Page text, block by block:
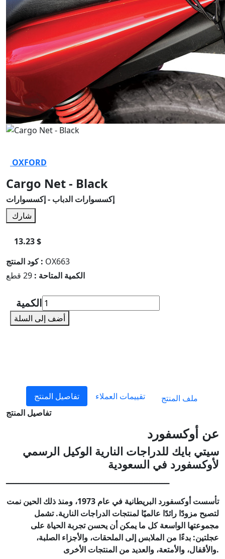
OXFORD
Cargo Net - Black
إكسسوارات الدباب - إكسسوارات
شارك
13.23 $
كود المنتج : OX663
الكمية المتاحة : 29 قطع
الكمية
أضف إلى السلة
تفاصيل المنتج تقييمات العملاء
ملف المنتج
تفاصيل المنتج
عن أوكسفورد
سيتي بايك للدراجات النارية الوكيل الرسمي
لأوكسفورد في السعودية
ـــــــــــــــــــــــــــــــــــــــــــــــــــــــــــــــــ
تأسست أوكسفورد البريطانية في عام 1973، ومنذ ذلك الحين نمت
لتصبح مزودًا رائدًا عالميًا لمنتجات الدراجات النارية. تشمل
مجموعتها الواسعة كل ما يمكن أن يحسن تجربة الحياة على
عجلتين: بدءًا من الملابس إلى الملحقات، والأجزاء الصلبة،
والأقفال، والأمتعة، والعديد من المنتجات الأخرى.